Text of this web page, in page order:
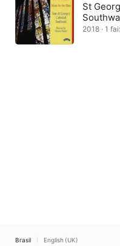
St
2018 · 1
Brasil English (UK)